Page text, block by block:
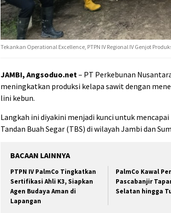
Tekankan Operational Excellence, PTPN IV Regional IV Genjot
JAMBI, Angsoduo.net – PT Perkebunan
meningkatkan produksi kelapa sawit dengan
lini kebun.
Langkah ini diyakini menjadi kunci untuk
Tandan Buah Segar (TBS) di wilayah Jambi dan
BACAAN LAINNYA
PTPN IV PalmCo Tingkatkan
Sertifikasi Ahli K3, Siapkan
Agen Budaya Aman di
Lapangan
PalmCo Kawal
Pascabanjir
Selatan hingga